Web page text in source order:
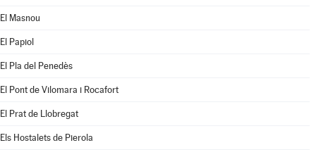
El Masnou
El Papiol
El Pla del Penedès
El Pont de Vilomara i Rocafort
El Prat de Llobregat
Els Hostalets de Pierola